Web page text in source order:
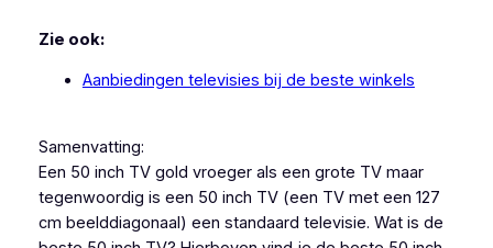
Zie ook:
Aanbiedingen televisies bij de beste winkels
Samenvatting:
Een 50 inch TV gold vroeger als een grote TV maar
tegenwoordig is een 50 inch TV (een TV met een 127
cm beelddiagonaal) een standaard televisie. Wat is de